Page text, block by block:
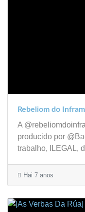
Rebeliom do
A
producido por
trabalho, ILEGAL,
Hai 7 anos